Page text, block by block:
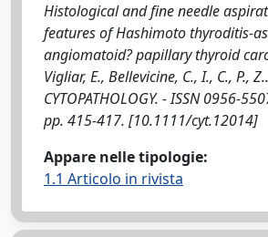
Histological and fine needle
features of Hashimoto thyroditis-
angiomatoid? papillary thyroid
Vigliar, E., Bellevicine, C., I., C., P.,
CYTOPATHOLOGY. - ISSN 0956-
pp. 415-417. [10.1111/cyt.12014]
Appare nelle tipologie:
1.1 Articolo in rivista